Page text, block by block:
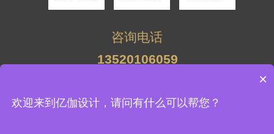
咨询电话
13701156952
13520106059
北京亿伽建筑环境设计有限公司 版权所有
×
欢迎来到亿伽设计，请问有什么可以帮您？